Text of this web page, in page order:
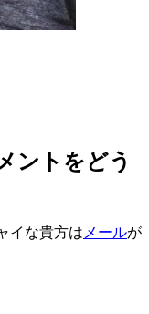
ントをどう
イな貴方は メールが